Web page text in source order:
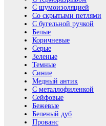
С шумоизоляцией
Со скрытыми петлями
С бугельной ручкой
Белые
Коричневые
Серые
Зеленые
Темные
Синие
Медный антик
С металлофиленкой
Сейфовые
Бежевые
Беленый дуб
Прованс